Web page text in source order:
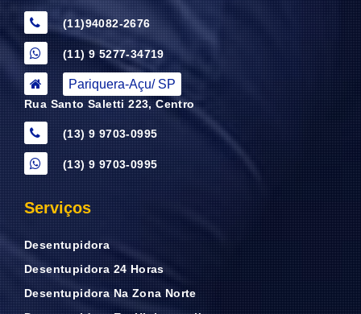
(11)94082-2676
(11) 9 5277-34719
Pariquera-Açu/ SP
Rua Santo Saletti 223, Centro
(13) 9 9703-0995
(13) 9 9703-0995
Serviços
Desentupidora
Desentupidora 24 Horas
Desentupidora Na Zona Norte